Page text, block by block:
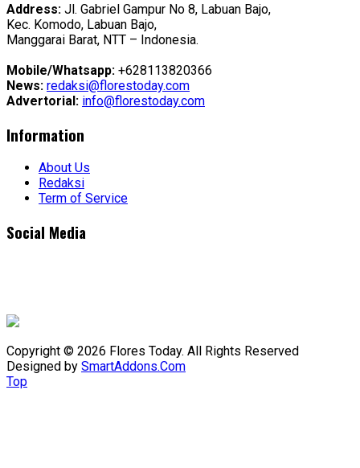
Address: Jl. Gabriel Gampur No 8, Labuan Bajo,
Kec. Komodo, Labuan Bajo,
Manggarai Barat, NTT – Indonesia.
Mobile/Whatsapp: +628113820366
News: redaksi@florestoday.com
Advertorial: info@florestoday.com
Information
About Us
Redaksi
Term of Service
Social Media
Copyright © 2026 Flores Today. All Rights Reserved
Designed by SmartAddons.Com
Top